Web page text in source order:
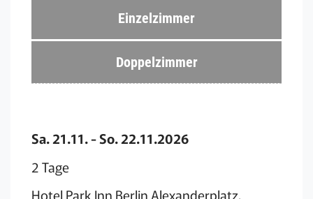
Einzelzimmer
Doppelzimmer
Sa. 21.11. - So. 22.11.2026
2 Tage
Hotel Park Inn Berlin Alexanderplatz,